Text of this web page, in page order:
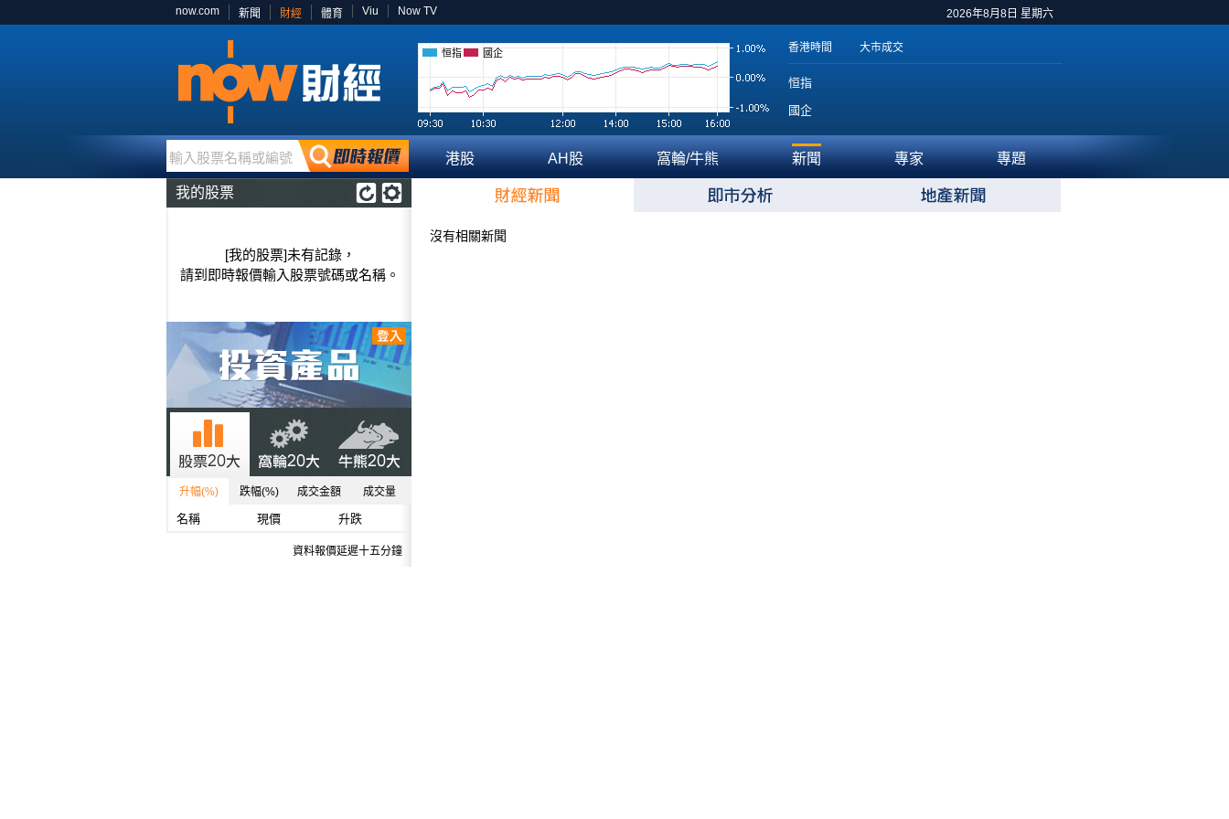
2026年8月8日 星期六
now.com 新聞 財經 體育 Viu Now TV
恒指 國企 香港時間 大市成交
恒指
國企
輸入股票名稱或編號 港股 AH股 窩輪/牛熊 新聞 專家 專題
我的股票
[我的股票]未有記錄，
請到即時報價輸入股票號碼或名稱。
升幅(%) 跌幅(%) 成交金額 成交量
名稱 現價 升跌
資料報價延遲十五分鐘
沒有相關新聞